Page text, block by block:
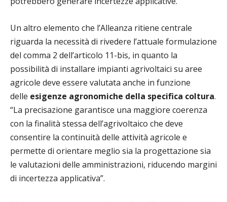
Un altro elemento che l’Alleanza ritiene centrale
riguarda la necessità di rivedere l’attuale formulazione
del comma 2 dell’articolo 11-bis, in quanto la
possibilità di installare impianti agrivoltaici su aree
agricole deve essere valutata anche in funzione
delle esigenze agronomiche della specifica coltura.
“La precisazione garantisce una maggiore coerenza
con la finalità stessa dell’agrivoltaico che deve
consentire la continuità delle attività agricole e
permette di orientare meglio sia la progettazione sia
le valutazioni delle amministrazioni, riducendo margini
di incertezza applicativa”.